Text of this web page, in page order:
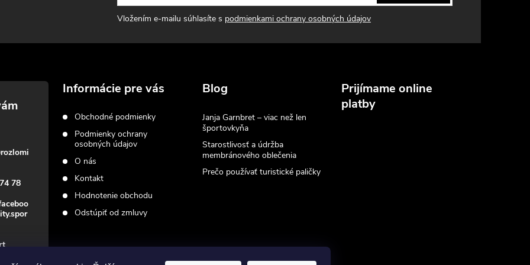
Vložením e-mailu súhlasíte s podmienkami ochrany osobných údajov
rozlomi
78
Informácie pre vás
Obchodné podmienky
Podmienky ochrany
osobných údajov
O nás
Kontakt
Hodnotenie obchodu
Odstúpiť od zmluvy
Blog
Janja Garnbret – viac než len
športovkyňa
Starostlivosť a údržba
membránového oblečenia
Prečo používať turistické paličky
Prijímame online
platby